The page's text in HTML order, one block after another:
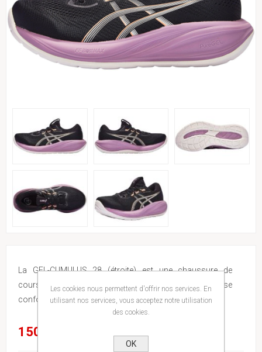
La GEL-CUMULUS 28 (étroite) est une chaussure de
course légère conçue pour une expérience de course
confortable.
150,00€
Les cookies nous permettent d'offrir nos services. En
utilisant nos services, vous acceptez notre utilisation
des cookies.
OK